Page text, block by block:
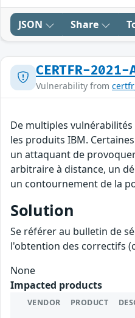
JSON Share
CERTFR-
Vulnerability from
De multiples
les produits IBM.
un attaquant de
arbitraire à distance, un
un contournement de la
Solution
Se référer au bulletin de
l'obtention des correctifs
None
Impacted products
VENDOR PRODUCT